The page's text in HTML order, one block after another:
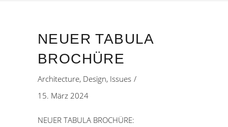
NEUER TABULA
BROCHÜRE
Architecture, Design, Issues
15. März 2024
NEUER TABULA BROCHÜRE: